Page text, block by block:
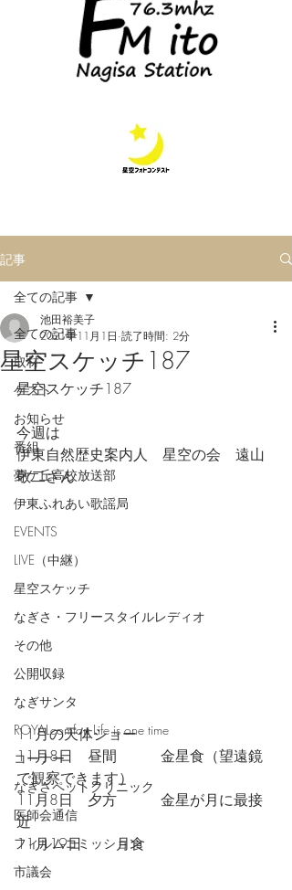
記事
全ての記事
取材
ゲスト
お知らせ
番組
夢ケ丘高校放送部
伊東ふれあい歌謡局
EVENTS
LIVE（中継）
星空スケッチ
なぎさ・フリースタイルレディオ
その他
公開収録
なぎサンタ
ROYALcomfort Life is one time
コーナー
なぎさペットクリニック
医師会通信
フィルムコミッション
市議会
全ての記事
星空スケッチ187
池田裕美子
2021年11月1日 読了時間: 2分
星空スケッチ187
今週は
伊東自然歴史案内人　星空の会　遠山
敬二さん
11月の天体ショー
11月8日　昼間　　　金星食（望遠鏡
で観察できます）
11月8日　夕方　　　金星が月に最接
近
11月19日　　 月食